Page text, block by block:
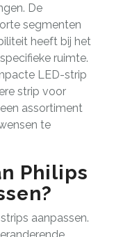
De
segmenten
heeft bij het
ruimte.
LED-strip
strip voor
assortiment
te
Philips
aanpassen.